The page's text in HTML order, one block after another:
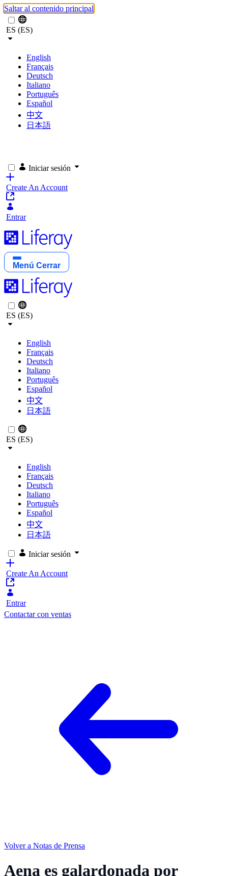
Saltar al contenido principal
ES (ES)
English
Français
Deutsch
Italiano
Português
Español
中文
日本語
Iniciar sesión
Create An Account
Entrar
Menú Cerrar
ES (ES)
English
Français
Deutsch
Italiano
Português
Español
中文
日本語
ES (ES)
English
Français
Deutsch
Italiano
Português
Español
中文
日本語
Iniciar sesión
Create An Account
Entrar
Contactar con ventas
Volver a Notas de Prensa
Aena es galardonada por